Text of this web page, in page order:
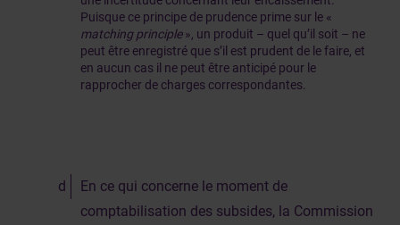
Puisque ce principe de prudence prime sur le «
matching principle», un produit – quel qu’il soit – ne
peut être enregistré que s’il est prudent de le faire, et
en aucun cas il ne peut être anticipé pour le
rapprocher de charges correspondantes.
En ce qui concerne le moment de
comptabilisation des subsides, la Commission